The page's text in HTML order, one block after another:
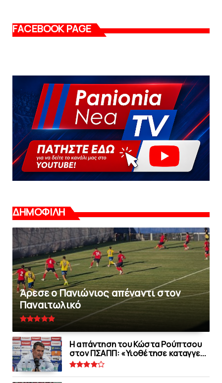
FACEBOOK PAGE
ΔΗΜΟΦΙΛΗ
Άρεσε ο Πανιώνιος απέναντι στoν
Παναιτωλικό
Η απάντηση του Κώστα Ρούπτσου
στον ΠΣΑΠΠ: «Υιοθέτησε καταγγε...